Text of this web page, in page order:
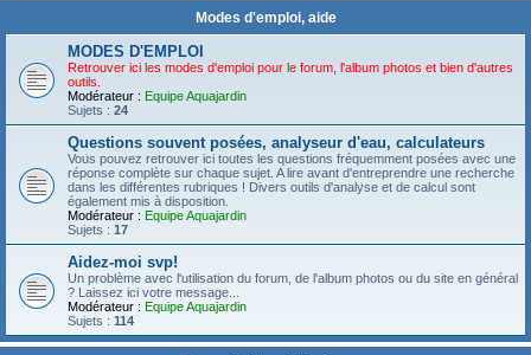
Modes d'emploi, aide
MODES D'EMPLOI
Retrouver ici les modes d'emploi pour le forum, l'album photos et bien d'autres
outils.
Modérateur : Equipe Aquajardin
Sujets : 24
Questions souvent posées, analyseur d'eau, calculateurs
Vous pouvez retrouver ici toutes les questions fréquemment posées avec une
réponse complète sur chaque sujet. A lire avant d'entreprendre une recherche
dans les différentes rubriques ! Divers outils d'analyse et de calcul sont
également mis à disposition.
Modérateur : Equipe Aquajardin
Sujets : 17
Aidez-moi svp!
Un problème avec l'utilisation du forum, de l'album photos ou du site en général
? Laissez ici votre message...
Modérateur : Equipe Aquajardin
Sujets : 114